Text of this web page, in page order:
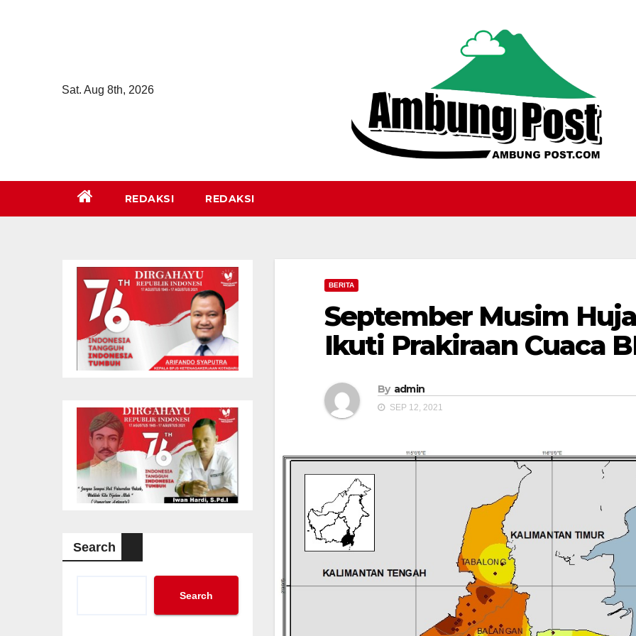
Sat. Aug 8th, 2026
REDAKSI REDAKSI
Search
Search
BERITA
September Musim
Ikuti Prakiraan Cuaca
By admin
SEP 12, 2021